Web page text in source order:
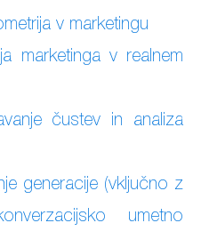
v marketingu
v realnem
čustev in analiza
(vključno z
umetno